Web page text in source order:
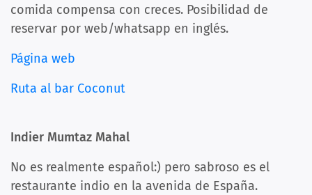
comida compensa con creces. Posibilidad de
reservar por web/whatsapp en inglés.
Página web
Ruta al bar Coconut
Indier Mumtaz Mahal
No es realmente español:) pero sabroso es el
restaurante indio en la avenida de España.